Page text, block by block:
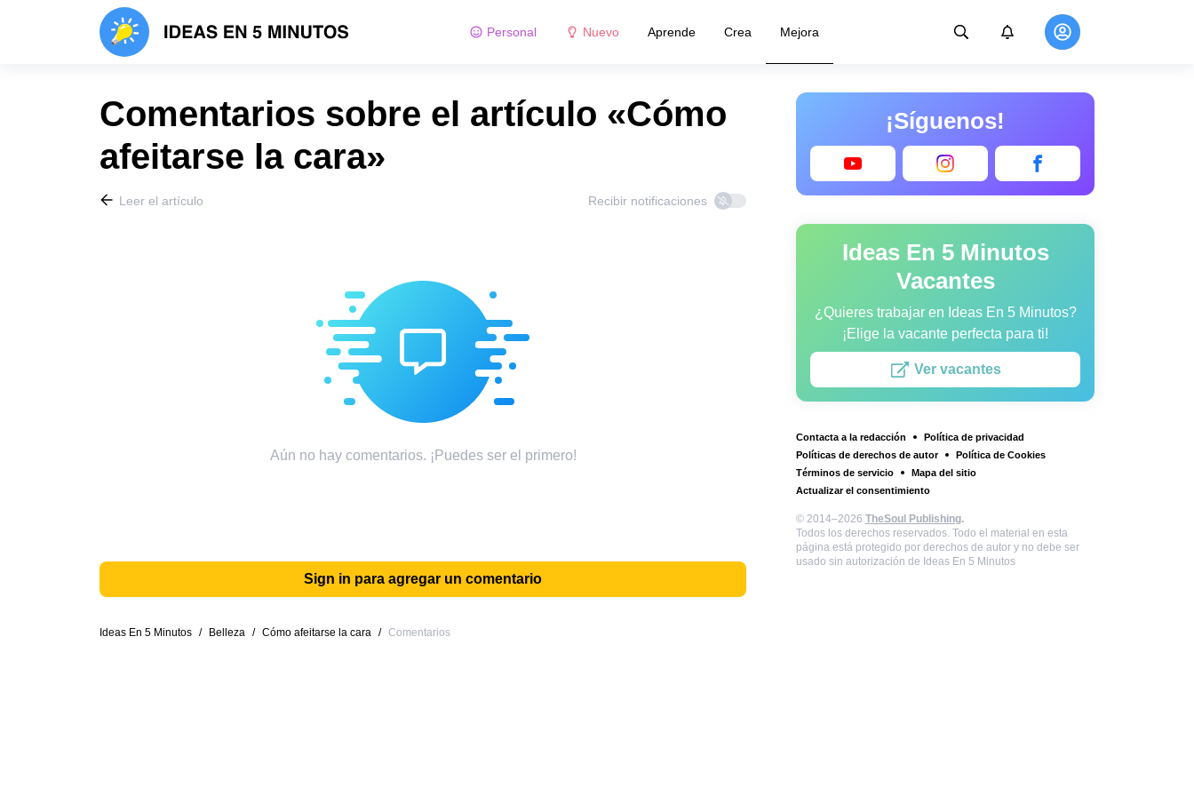
Personal Nuevo Aprende Crea Mejora
¡Síguenos!
Ideas En 5 Minutos
Vacantes
¿Quieres trabajar en Ideas En 5 Minutos?
¡Elige la vacante perfecta para ti!
Ver vacantes
Contacta a la redacción
Política de privacidad
Políticas de derechos de autor
Política de Cookies
Términos de servicio
Mapa del sitio
Actualizar el consentimiento
© 2014–2026 TheSoul Publishing.
Todos los derechos reservados. Todo el material en esta
página está protegido por derechos de autor y no debe ser
usado sin autorización de Ideas En 5 Minutos
Comentarios sobre el artículo «Cómo
afeitarse la cara»
Leer el artículo Recibir notificaciones
Aún no hay comentarios. ¡Puedes ser el primero!
Sign in para agregar un comentario
Ideas En 5 Minutos / Belleza / Cómo afeitarse la cara / Comentarios